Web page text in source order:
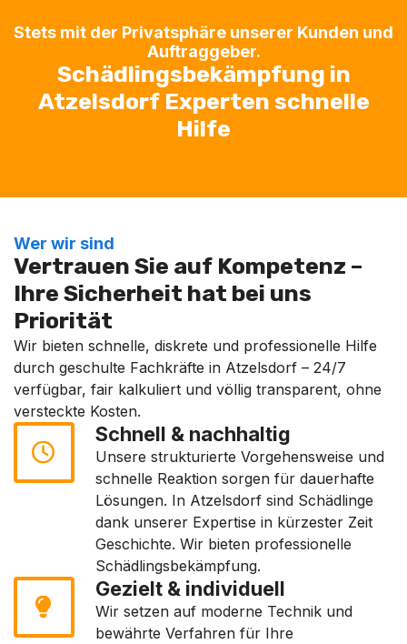
Stets mit der Privatsphäre unserer Kunden und
Auftraggeber.
Schädlingsbekämpfung in
Atzelsdorf Experten schnelle
Hilfe
Wer wir sind
Vertrauen Sie auf Kompetenz –
Ihre Sicherheit hat bei uns
Priorität
Wir bieten schnelle, diskrete und professionelle Hilfe
durch geschulte Fachkräfte in Atzelsdorf – 24/7
verfügbar, fair kalkuliert und völlig transparent, ohne
versteckte Kosten.
Schnell & nachhaltig
Unsere strukturierte Vorgehensweise und
schnelle Reaktion sorgen für dauerhafte
Lösungen. In Atzelsdorf sind Schädlinge
dank unserer Expertise in kürzester Zeit
Geschichte. Wir bieten professionelle
Schädlingsbekämpfung.
Gezielt & individuell
Wir setzen auf moderne Technik und
bewährte Verfahren für Ihre